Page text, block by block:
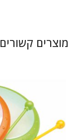
מוצרים קשורים